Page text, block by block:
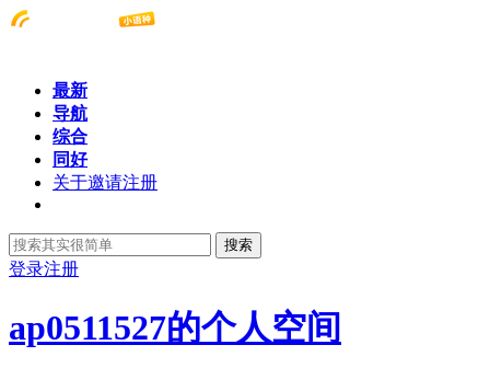
最新
导航
综合
同好
关于邀请注册
搜索
登录注册
ap0511527的个人空间